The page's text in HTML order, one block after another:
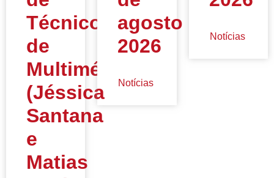
Técnico
de
Multimédia
(Jéssica
Santana
e
Matias
agosto
2026
Notícias
Notícias